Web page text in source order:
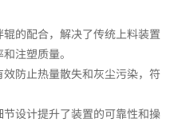
的配合，解决了传统上料装置
注塑质量。
防止热量散失和灰尘污染，符
设计提升了装置的可靠性和操